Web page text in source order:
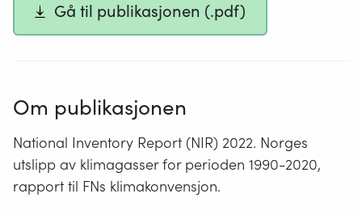
Gå til publikasjonen (.pdf)
Om publikasjonen
National Inventory Report (NIR) 2022. Norges
utslipp av klimagasser for perioden 1990-2020,
rapport til FNs klimakonvensjon.